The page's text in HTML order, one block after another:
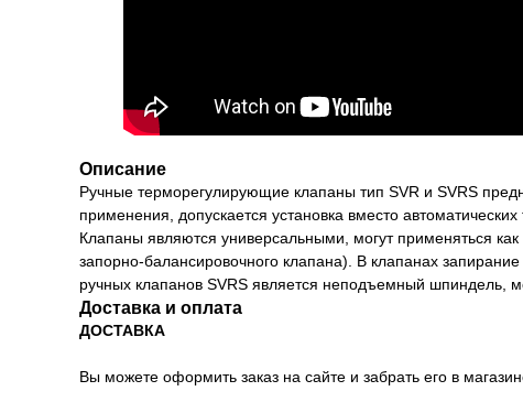
Описание
Ручные терморегулирующие клапаны тип SVR и SVRS
применения, допускается установка вместо автоматических
Клапаны являются универсальными, могут применяться
запорно-балансировочного клапана). В клапанах
ручных клапанов SVRS является неподъемный шпиндель,
Доставка и оплата
ДОСТАВКА
Вы можете оформить заказ на сайте и забрать его в